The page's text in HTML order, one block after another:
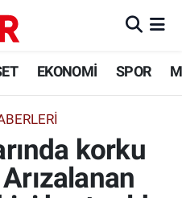
EKONOMİ SPOR
korku